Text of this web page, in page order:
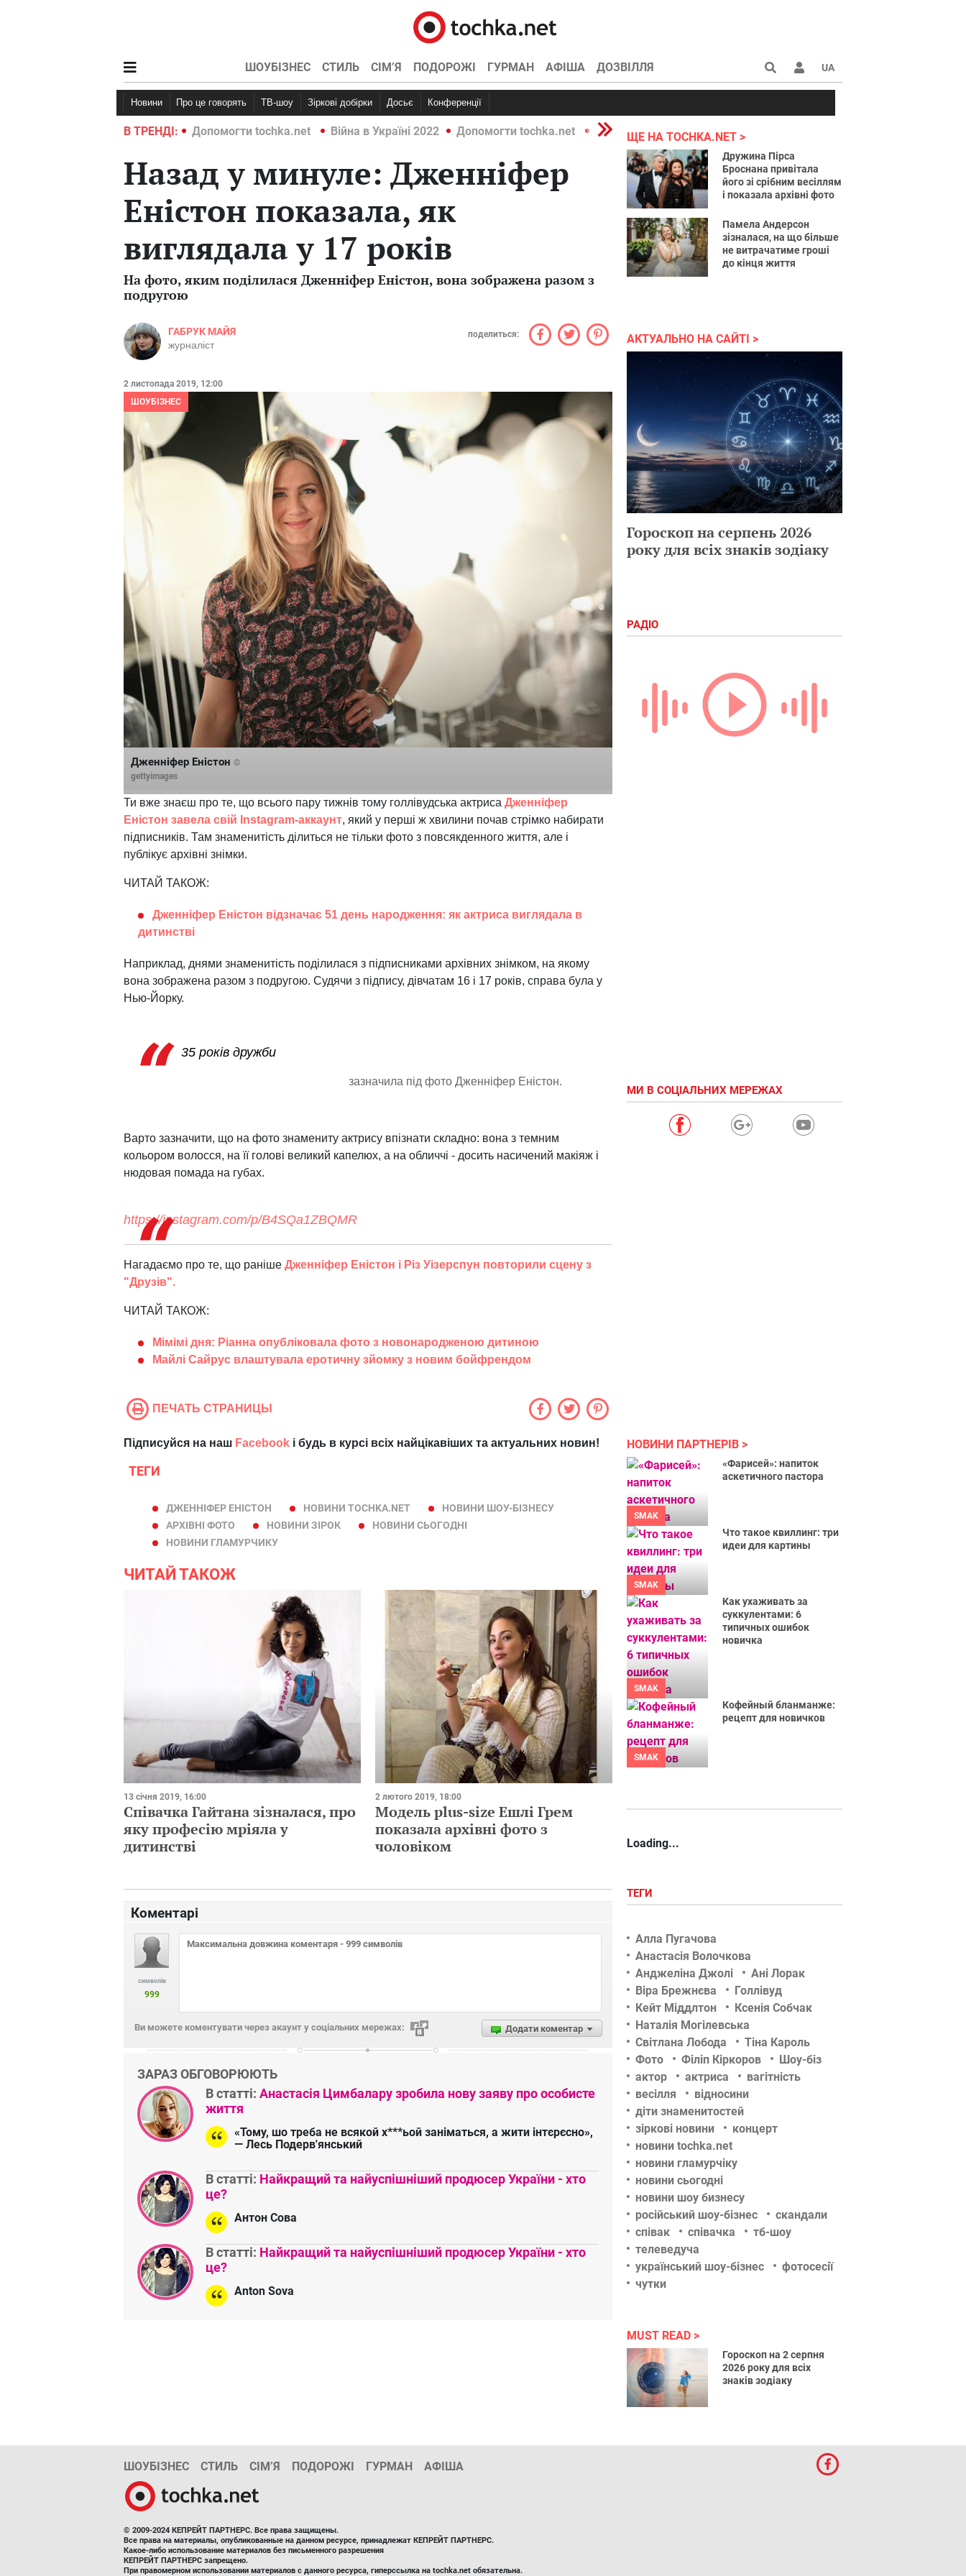
ШОУБІЗНЕС СТИЛЬ СІМ’Я ПОДОРОЖІ ГУРМАН АФІША ДОЗВІЛЛЯ UA
Новини Про це говорять ТВ-шоу Зіркові добірки Досьє Конференції
В ТРЕНДІ:
Війна в Україні 2022 Допомогти tochka.net Війна в Україні 2022 Допомогти tochka.net Війна в Україні 2022
Назад у минуле: Дженніфер
Еністон показала, як
виглядала у 17 років
На фото, яким поділилася Дженніфер Еністон, вона зображена разом з
подругою
ГАБРУК МАЙЯ
журналіст
поделиться:
2 листопада 2019, 12:00
ШОУБІЗНЕС
Дженніфер Еністон ©
gettyimages
Ти вже знаєш про те, що всього пару тижнів тому голлівудська актриса Дженніфер
Еністон завела свій Instagram-аккаунт, який у перші ж хвилини почав стрімко набирати
підписників. Там знаменитість ділиться не тільки фото з повсякденного життя, але і
публікує архівні знімки.
ЧИТАЙ ТАКОЖ:
Дженніфер Еністон відзначає 51 день народження: як актриса виглядала в
дитинстві
Наприклад, днями знаменитість поділилася з підписниками архівних знімком, на якому
вона зображена разом з подругою. Судячи з підпису, дівчатам 16 і 17 років, справа була у
Нью-Йорку.
35 років дружби
зазначила під фото Дженніфер Еністон.
Варто зазначити, що на фото знамениту актрису впізнати складно: вона з темним
кольором волосся, на її голові великий капелюх, а на обличчі - досить насичений макіяж і
нюдовая помада на губах.
https://instagram.com/p/B4SQa1ZBQMR
Нагадаємо про те, що раніше Дженніфер Еністон і Різ Уізерспун повторили сцену з
"Друзів".
ЧИТАЙ ТАКОЖ:
Мімімі дня: Ріанна опубліковала фото з новонародженою дитиною
Майлі Сайрус влаштувала еротичну зйомку з новим бойфрендом
ПЕЧАТЬ СТРАНИЦЫ
Підписуйся на наш Facebook і будь в курсі всіх найцікавіших та актуальних новин!
ТЕГИ
ДЖЕННІФЕР ЕНІСТОН НОВИНИ TOCHKA.NET
НОВИНИ ШОУ-БІЗНЕСУ
АРХІВНІ ФОТО
НОВИНИ ЗІРОК
НОВИНИ СЬОГОДНІ
НОВИНИ ГЛАМУРЧИКУ
ЧИТАЙ ТАКОЖ
13 січня 2019, 16:00
Співачка Гайтана зізналася, про
яку професію мріяла у
дитинстві
2 лютого 2019, 18:00
Модель plus-size Ешлі Грем
показала архівні фото з
чоловіком
Коментарі
символів
999
Додати коментар
Ви можете коментувати через акаунт у соціальних мережах:
ЗАРАЗ ОБГОВОРЮЮТЬ
В статті: Анастасія Цимбалару зробила нову заяву про особисте
життя
«Тому, шо треба не всякой х***ьой заніматься, а жити інтєрєсно»,
— Лесь Подерв'янський
В статті: Найкращий та найуспішніший продюсер України - хто
це?
Антон Сова
В статті: Найкращий та найуспішніший продюсер України - хто
це?
Anton Sova
ЩЕ НА TOCHKA.NET
Дружина Пірса
Броснана привітала
його зі срібним весіллям
і показала архівні фото
Памела Андерсон
зізналася, на що більше
не витрачатиме гроші
до кінця життя
АКТУАЛЬНО НА САЙТІ
Гороскоп на серпень 2026
року для всіх знаків зодіаку
РАДІО
МИ В СОЦІАЛЬНИХ МЕРЕЖАХ
НОВИНИ ПАРТНЕРІВ
SMAK
«Фарисей»: напиток
аскетичного пастора
SMAK
Что такое квиллинг: три
идеи для картины
SMAK
Как ухаживать за
суккулентами: 6
типичных ошибок
новичка
SMAK
Кофейный бланманже:
рецепт для новичков
Loading...
ТЕГИ
Алла Пугачова
Анастасія Волочкова
Анджеліна Джолі
Ані Лорак
Віра Брежнєва
Голлівуд
Кейт Міддлтон
Ксенія Собчак
Наталія Могілевська
Світлана Лобода
Тіна Кароль
Фото
Філіп Кіркоров
Шоу-біз
актор
актриса
вагітність
весілля
відносини
діти знаменитостей
зіркові новини
концерт
новини tochka.net
новини гламурчіку
новини сьогодні
новини шоу бизнесу
російський шоу-бізнес
скандали
співак
співачка
тб-шоу
телеведуча
український шоу-бізнес
фотосесії
чутки
MUST READ
Гороскоп на 2 серпня
2026 року для всіх
знаків зодіаку
ШОУБІЗНЕС СТИЛЬ СІМ’Я ПОДОРОЖІ ГУРМАН АФІША
© 2009-2024 КЕПРЕЙТ ПАРТНЕРС. Все права защищены.
Все права на материалы, опубликованные на данном ресурсе, принадлежат КЕПРЕЙТ ПАРТНЕРС.
Какое-либо использование материалов без письменного разрешения
КЕПРЕЙТ ПАРТНЕРС запрещено.
При правомерном использовании материалов с данного ресурса, гиперссылка на tochka.net обязательна.